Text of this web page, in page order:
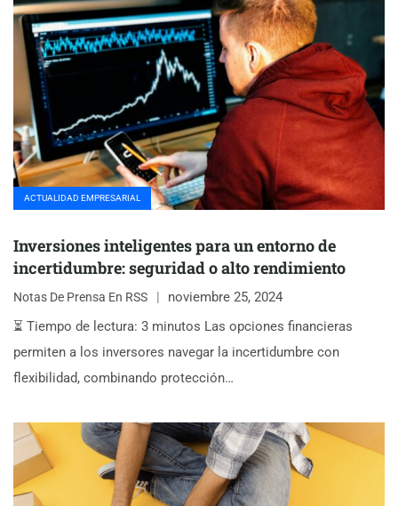
ACTUALIDAD EMPRESARIAL
Inversiones inteligentes para un entorno de
incertidumbre: seguridad o alto rendimiento
Notas De Prensa En RSS
noviembre 25, 2024
⏳ Tiempo de lectura: 3 minutos Las opciones financieras
permiten a los inversores navegar la incertidumbre con
flexibilidad, combinando protección…